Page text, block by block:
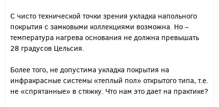
С чисто технической точки зрения укладка напольного
покрытия с замковыми коллекциями возможна. Но –
температура нагрева основания не должна превышать
28 градусов Цельсия.
Более того, не допустима укладка покрытия на
инфракрасные системы «теплый пол» открытого типа, т.е.
не «спрятанные» в стяжку. Что нам это дает на практике?